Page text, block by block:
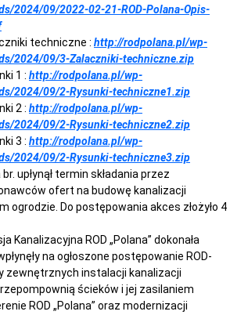
2024/09/2022-02-21-ROD-Polana-Opis-
techniczne : http://rodpolana.pl/wp-
2024/09/3-Zalaczniki-techniczne.zip
1 : http://rodpolana.pl/wp-
2024/09/2-Rysunki-techniczne1.zip
2 : http://rodpolana.pl/wp-
2024/09/2-Rysunki-techniczne2.zip
3 : http://rodpolana.pl/wp-
2024/09/2-Rysunki-techniczne3.zip
upłynął termin składania przez
ofert na budowę kanalizacji
ogrodzie. Do postępowania akces złożyło 4
Kanalizacyjna ROD „Polana” dokonała
na ogłoszone postępowanie ROD-
zewnętrznych instalacji kanalizacji
ścieków i jej zasilaniem
ROD „Polana” oraz modernizacji